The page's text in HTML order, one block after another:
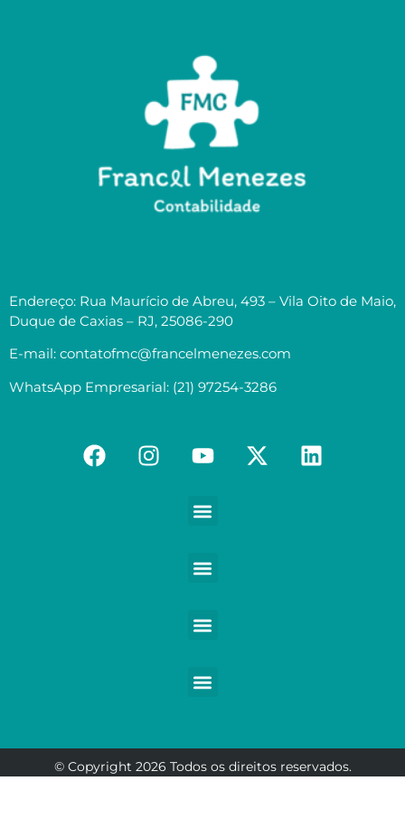
Endereço: Rua Maurício de Abreu, 493 – Vila Oito de Maio,
Duque de Caxias – RJ, 25086-290
E-mail: contatofmc@francelmenezes.com
WhatsApp Empresarial: (21) 97254-3286
© Copyright 2026 Todos os direitos reservados.